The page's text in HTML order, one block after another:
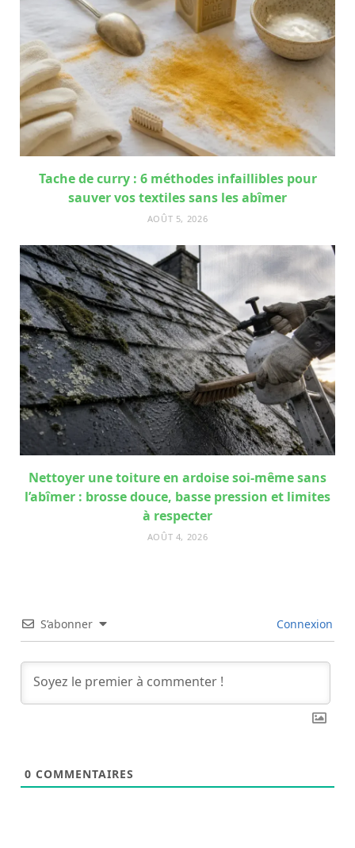
Tache de curry : 6 méthodes infaillibles pour
sauver vos textiles sans les abîmer
AOÛT 5, 2026
Nettoyer une toiture en ardoise soi-même sans
l’abîmer : brosse douce, basse pression et limites
à respecter
AOÛT 4, 2026
S’abonner Connexion
0 COMMENTAIRES